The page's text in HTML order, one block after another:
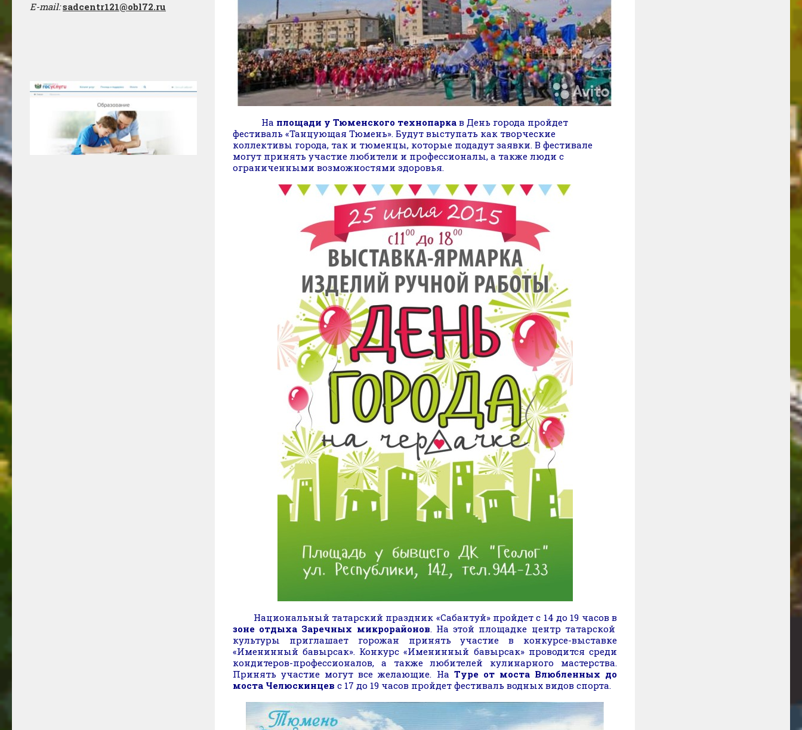
На площади у Тюменского технопарка в День города пройдет
фестиваль «Танцующая Тюмень». Будут выступать как творческие
коллективы города, так и тюменцы, которые подадут заявки. В фестивале
могут принять участие любители и профессионалы, а также люди с
ограниченными возможностями здоровья.
Национальный татарский праздник «Сабантуй» пройдет с 14 до 19 часов в
зоне отдыха Заречных микрорайонов. На этой площадке центр татарской
культуры приглашает горожан принять участие в конкурсе-выставке
«Именинный бавырсак». Конкурс «Именинный бавырсак» проводится среди
кондитеров-профессионалов, а также любителей кулинарного мастерства.
Принять участие могут все желающие. На Туре от моста Влюбленных до
моста Челюскинцев с 17 до 19 часов пройдет фестиваль водных видов спорта.
E-mail: sadcentr121@obl72.ru